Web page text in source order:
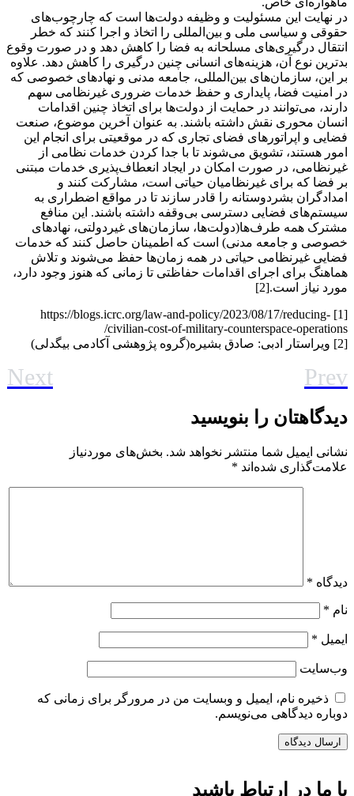
در نهایت این مسئولیت و وظیفه دولت‌ها است که چارچوب‌های
حقوقی و سیاسی ملی و بین‌المللی را اتخاذ و اجرا کنند که خطر
انتقال درگیری‌های مسلحانه به فضا را کاهش دهد و در صورت وقوع
بدترین نوع آن، هزینه‌های انسانی چنین درگیری را کاهش دهد. علاوه
بر این، سازمان‌های بین‌المللی، جامعه مدنی و نهادهای خصوصی که
در امنیت فضا، پایداری و حفظ خدمات ضروری غیرنظامی سهم
دارند، می‌توانند در حمایت از دولت‌ها برای اتخاذ چنین اقدامات
انسان محوری نقش داشته باشند. به عنوان آخرین موضوع، صنعت
فضایی و اپراتورهای فضای تجاری که در موقعیتی برای انجام این
امور هستند، تشویق می‌شوند تا با جدا کردن خدمات نظامی از
غیرنظامی، در صورت امکان در ایجاد انعطاف‌پذیری خدمات مبتنی
بر فضا که برای غیرنظامیان حیاتی است، مشارکت کنند و
امدادگران بشردوستانه را قادر سازند تا در مواقع اضطراری به
سیستم‌های فضایی دسترسی بی‌وقفه داشته باشند. این منافع
مشترک همه طرف‌ها(دولت‌ها، سازمان‌های غیردولتی، نهادهای
خصوصی و جامعه مدنی) است که اطمینان حاصل کنند که خدمات
فضایی غیرنظامی حیاتی در همه زمان‌ها حفظ می‌شوند و تلاش
هماهنگ برای اجرای اقدامات حفاظتی تا زمانی که هنوز وجود دارد،
مورد نیاز است.[2]
[1] https://blogs.icrc.org/law-and-policy/2023/08/17/reducing-
civilian-cost-of-military-counterspace-operations/
[2] ویراستار ادبی: صادق بشیره(گروه پژوهشی آکادمی بیگدلی)
Prev
Next
دیدگاهتان را بنویسید
نشانی ایمیل شما منتشر نخواهد شد. بخش‌های موردنیاز
علامت‌گذاری شده‌اند *
دیدگاه *
نام *
ایمیل *
وب‌سایت
ذخیره نام، ایمیل و وبسایت من در مرورگر برای زمانی که
دوباره دیدگاهی می‌نویسم.
با ما در ارتباط باشید